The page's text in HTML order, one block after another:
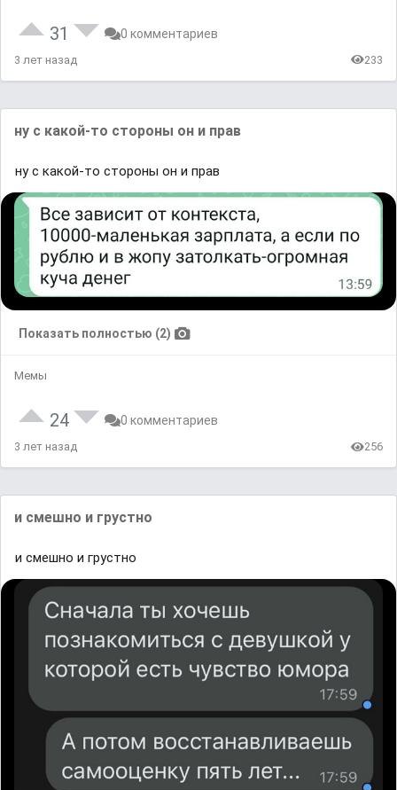
31 0 комментариев
3 лет назад 233
ну с какой-то стороны он и прав
ну с какой-то стороны он и прав
Показать полностью (2)
Мемы
24 0 комментариев
3 лет назад 256
и смешно и грустно
и смешно и грустно